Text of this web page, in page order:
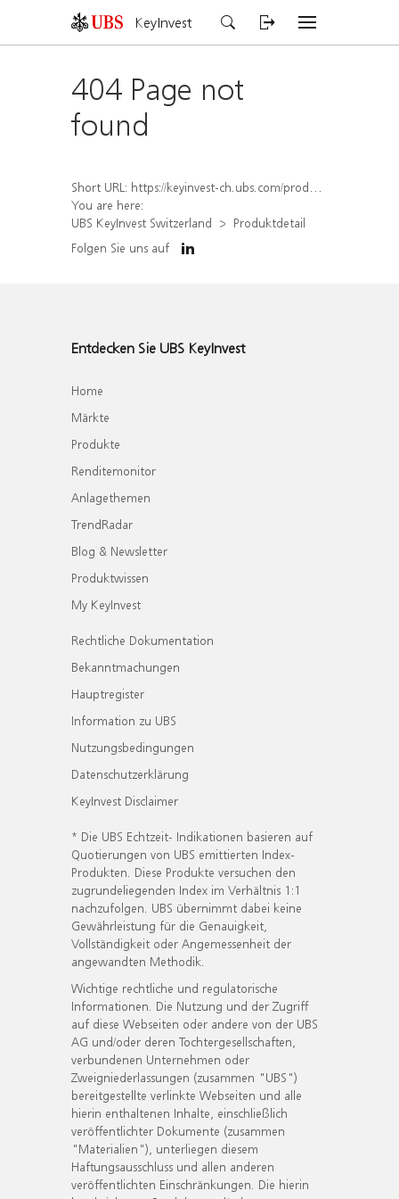
KeyInvest
404 Page not
found
Short URL: https://keyinvest-ch.ubs.com/produkt/detail/index/isin/CH1562160957
You are here:
UBS KeyInvest Switzerland
Produktdetail
Folgen Sie uns auf
Entdecken Sie UBS KeyInvest
Home
Märkte
Produkte
Renditemonitor
Anlagethemen
TrendRadar
Blog & Newsletter
Produktwissen
My KeyInvest
Rechtliche Dokumentation
Bekanntmachungen
Hauptregister
Information zu UBS
Nutzungsbedingungen
Datenschutzerklärung
KeyInvest Disclaimer
* Die UBS Echtzeit- Indikationen basieren auf
Quotierungen von UBS emittierten Index-
Produkten. Diese Produkte versuchen den
zugrundeliegenden Index im Verhältnis 1:1
nachzufolgen. UBS übernimmt dabei keine
Gewährleistung für die Genauigkeit,
Vollständigkeit oder Angemessenheit der
angewandten Methodik.
Wichtige rechtliche und regulatorische
Informationen. Die Nutzung und der Zugriff
auf diese Webseiten oder andere von der UBS
AG und/oder deren Tochtergesellschaften,
verbundenen Unternehmen oder
Zweigniederlassungen (zusammen "UBS")
bereitgestellte verlinkte Webseiten und alle
hierin enthaltenen Inhalte, einschließlich
veröffentlichter Dokumente (zusammen
"Materialien"), unterliegen diesem
Haftungsausschluss und allen anderen
veröffentlichten Einschränkungen. Die hierin